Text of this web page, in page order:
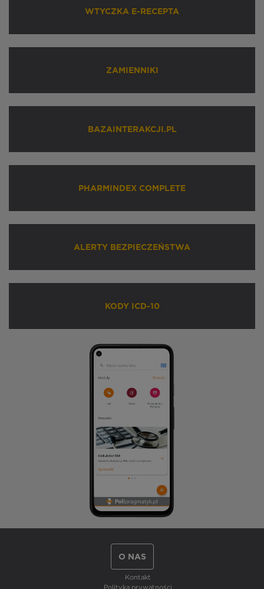
WTYCZKA E-RECEPTA
ZAMIENNIKI
BAZAINTERAKCJI.PL
PHARMINDEX COMPLETE
ALERTY BEZPIECZEŃSTWA
KODY ICD-10
O NAS
Kontakt